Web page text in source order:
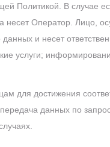
Политикой. В случае
несет Оператор.
и несет
услуги;
для достижения
данных по